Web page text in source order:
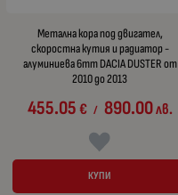
Метална кора под двигател,
скоростна кутия и радиатор -
алуминиева 6mm DACIA DUSTER от
2010 до 2013
455.05€ / 890.00лв.
КУПИ